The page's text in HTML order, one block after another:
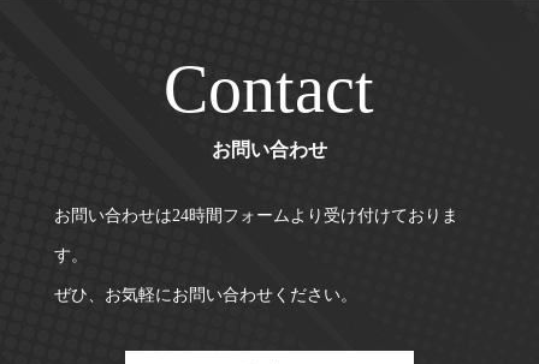
Contact
お問い合わせ
お問い合わせは24時間フォームより受け付けておりま
す。
ぜひ、お気軽にお問い合わせください。